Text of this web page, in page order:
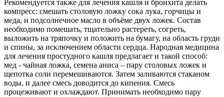
Рекомендуется также для лечения кашля и бронхита делать
компресс: смешать столовую ложку сока лука, горчицы и
меда, и подсолнечное масло в объёме двух ложек. Состав
необходимо помешать, тщательно растереть, согреть,
выложить на тряпочку и положить на бумагу, на область груди
и спины, за исключением области сердца. Народная медицина
для лечения простудного кашля предлагает и такой способ:
мед - чайная ложка, семена аниса – пару столовых ложек и
щепотка соли перемешиваются. Затем заливаются стаканом
воды, и далее смесь доводится до кипения. Смесь
процеживают и охлаждают. Принимать необходимо пару